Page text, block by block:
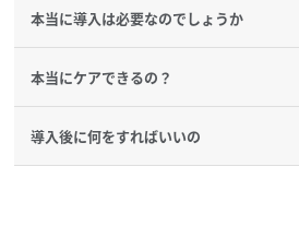
本当に導入は必要なのでしょうか
本当にケアできるの？
導入後に何をすればいいの